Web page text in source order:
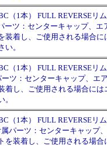
（1本） FULL REVERSEリム
ツ：センターキャップ、
装着し、ご使用される場合に
。
（1本） FULL REVERSEリム
ツ：センターキャップ、
着し、ご使用される場合に
（1本） FULL REVERSEリム
パーツ：センターキャッ
を装着し、ご使用される場合